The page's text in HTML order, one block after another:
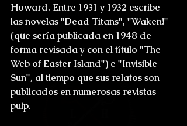
Howard. Entre 1931 y 1932 escribe
las novelas "Dead Titans", "Waken!"
(que sería publicada en 1948 de
forma revisada y con el título "The
Web of Easter Island") e "Invisible
Sun", al tiempo que sus relatos son
publicados en numerosas revistas
pulp.